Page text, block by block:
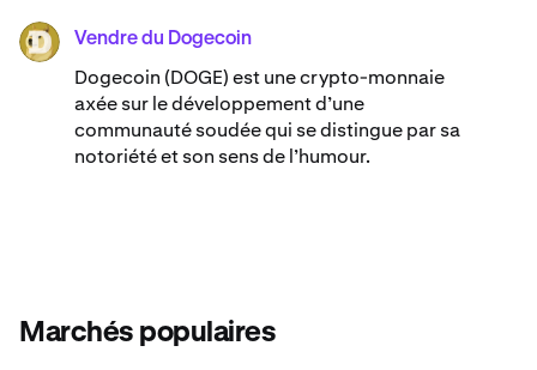
DOGE Vendre du Dogecoin
Dogecoin (DOGE) est une crypto-monnaie
axée sur le développement d’une
communauté soudée qui se distingue par sa
notoriété et son sens de l’humour.
Marchés populaires